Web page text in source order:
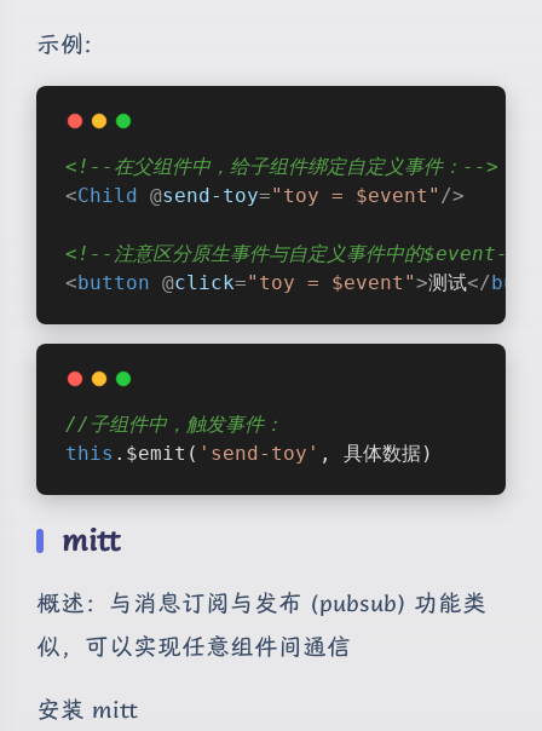
示例:
<!--在父组件中，给子组件绑定自定义事件：-->
<Child @send-toy="toy = $event" />
<!--注意区分原生事件与自定义事件中的$event-->
< button @click="toy = $event">测试</
//子组件中，触发事件：
this .$emit( 'send-toy' , 具体数据)
mitt
概述：与消息订阅与发布 (pubsub) 功能类
似，可以实现任意组件间通信
安装 mitt